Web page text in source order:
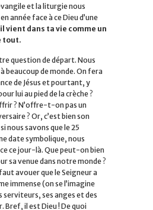
et la liturgie nous
année face à ce Dieu d’une
il vient dans ta vie comme un
tout.
question de départ. Nous
beaucoup de monde. On fera
de Jésus et pourtant, y
lui au pied de la crèche ?
? N’offre-t-on pas un
? Or, c’est bien son
nous savons que le 25
date symbolique, nous
ce jour-là. Que peut-on bien
sa venue dans notre monde ?
avouer que le Seigneur a
immense (on se l’imagine
serviteurs, ses anges et des
Bref, il est Dieu ! De quoi